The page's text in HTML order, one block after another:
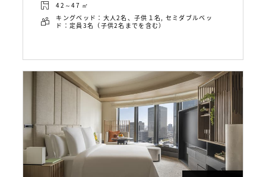
42～47 ㎡
キングベッド：大人2名、子供１名, セミダブルベッ
ド：定員3名（子供2名までを含む）